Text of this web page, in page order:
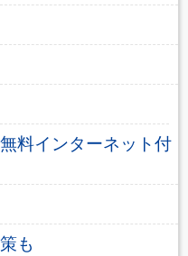
料インターネット付
も